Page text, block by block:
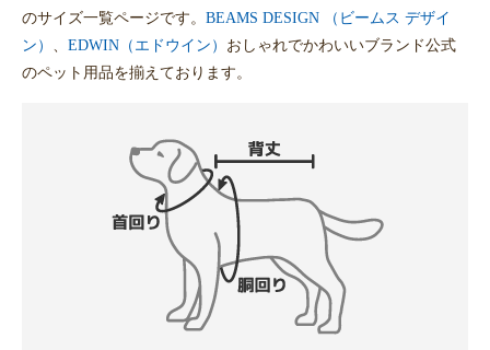
のサイズ一覧ページです。 BEAMS DESIGN （ビームス デザイ
ン）
EDWIN（エドウイン） おしゃれでかわいいブランド公式
のペット用品を揃えております。